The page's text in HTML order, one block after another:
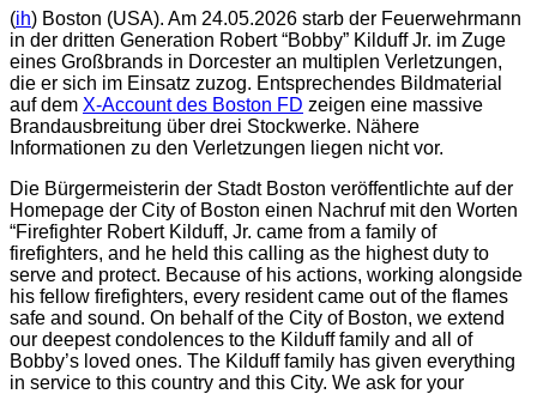
(ih) Boston (USA). Am 24.05.2026 starb der Feuerwehrmann
in der dritten Generation Robert “Bobby” Kilduff Jr. im Zuge
eines Großbrands in Dorcester an multiplen Verletzungen,
die er sich im Einsatz zuzog. Entsprechendes Bildmaterial
auf dem X-Account des Boston FD zeigen eine massive
Brandausbreitung über drei Stockwerke. Nähere
Informationen zu den Verletzungen liegen nicht vor.
Die Bürgermeisterin der Stadt Boston veröffentlichte auf der
Homepage der City of Boston einen Nachruf mit den Worten
“Firefighter Robert Kilduff, Jr. came from a family of
firefighters, and he held this calling as the highest duty to
serve and protect. Because of his actions, working alongside
his fellow firefighters, every resident came out of the flames
safe and sound. On behalf of the City of Boston, we extend
our deepest condolences to the Kilduff family and all of
Bobby’s loved ones. The Kilduff family has given everything
in service to this country and this City. We ask for your